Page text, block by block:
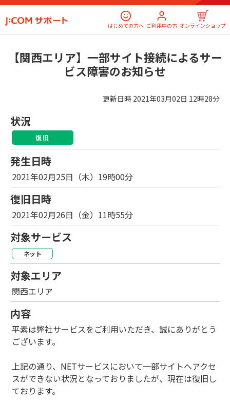
はじめての方へ ご利用中の方 オンラインショップ
【関西エリア】一部サイト接続によるサー
ビス障害のお知らせ
更新日時 2021年03月02日 12時28分
状況
復旧
発生日時
2021年02月25日（木）19時00分
復旧日時
2021年02月26日（金）11時55分
対象サービス
ネット
対象エリア
関西エリア
内容
平素は弊社サービスをご利用いただき、誠にありがとう
ございます。
上記の通り、NETサービスにおいて一部サイトへアクセ
スができない状況となっておりましたが、現在は復旧し
ております。